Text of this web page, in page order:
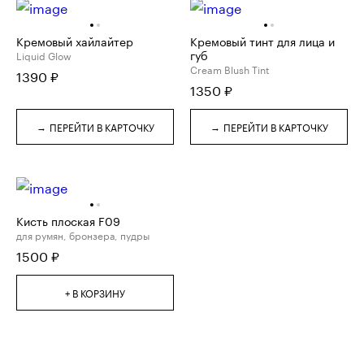
Кремовый хайлайтер
Liquid Glow
1390 ₽
→ ПЕРЕЙТИ В КАРТОЧКУ
Кремовый тинт для лица и
губ
Cream Blush Tint
1350 ₽
→ ПЕРЕЙТИ В КАРТОЧКУ
Кисть плоская F09
для румян, бронзера, пудры
1500 ₽
+ В КОРЗИНУ